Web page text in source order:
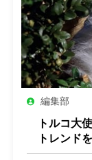
編集部
トルコ大
トレンド